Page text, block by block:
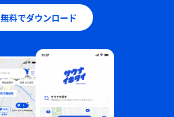
無料でダウンロード